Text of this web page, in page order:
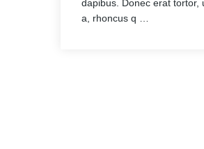
dapibus. Donec erat tortor,
a, rhoncus q …